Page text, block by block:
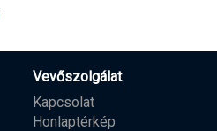
Vevőszolgálat
Kapcsolat
Honlaptérkép